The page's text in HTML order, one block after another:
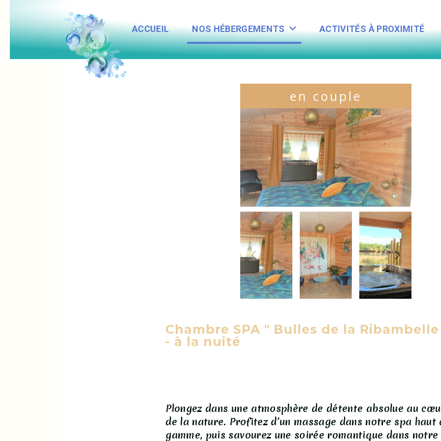
ACCUEIL NOS HÉBERGEMENTS ACTIVITÉS À PROXIMITÉ
en couple
Chambre SPA " Bulles de la Ribambelle
- à la nuité
Plongez dans une atmosphère de détente absolue au
de la nature. Profitez d’un massage dans notre spa haut
gamme, puis savourez une soirée romantique dans notre